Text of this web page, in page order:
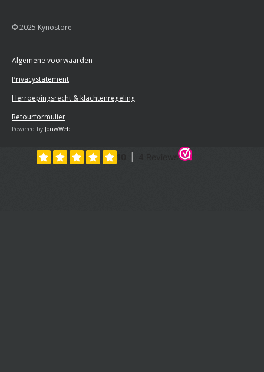
© 2025 Kynostore
Algemene voorwaarden
Privacystatement
Herroepingsrecht & klachtenregeling
Retourformulier
Powered by JouwWeb